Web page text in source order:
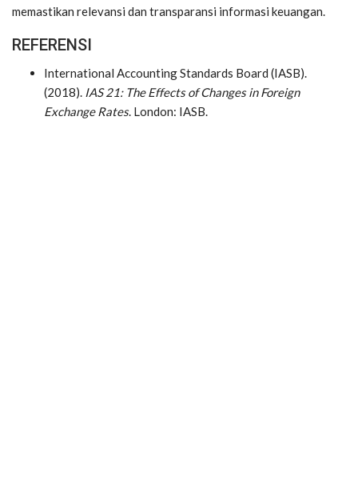
memastikan relevansi dan transparansi informasi keuangan.
REFERENSI
International Accounting Standards Board (IASB).
(2018). IAS 21: The Effects of Changes in Foreign
Exchange Rates. London: IASB.